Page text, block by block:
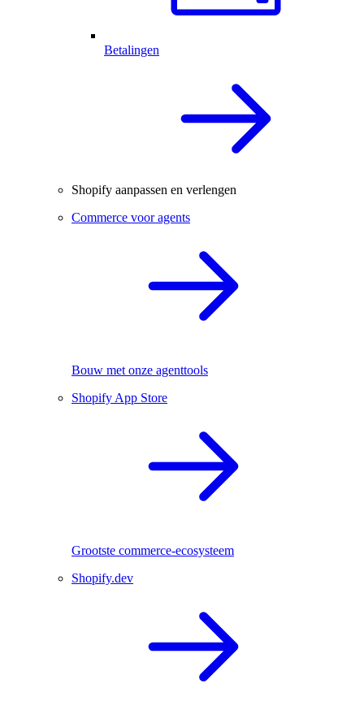
Betalingen
Shopify aanpassen en verlengen
Commerce voor agents
Bouw met onze agenttools
Shopify App Store
Grootste commerce-ecosysteem
Shopify.dev